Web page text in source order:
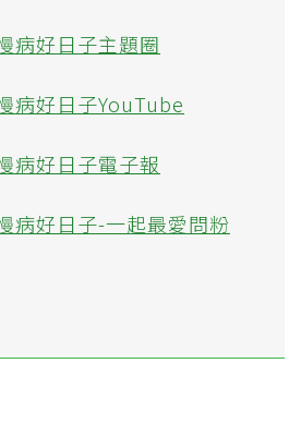
病好日子主題圈
病好日子YouTube
病好日子電子報
病好日子-一起最愛問粉